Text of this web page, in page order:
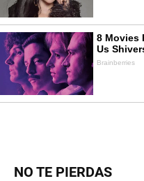
NO TE PIERDAS